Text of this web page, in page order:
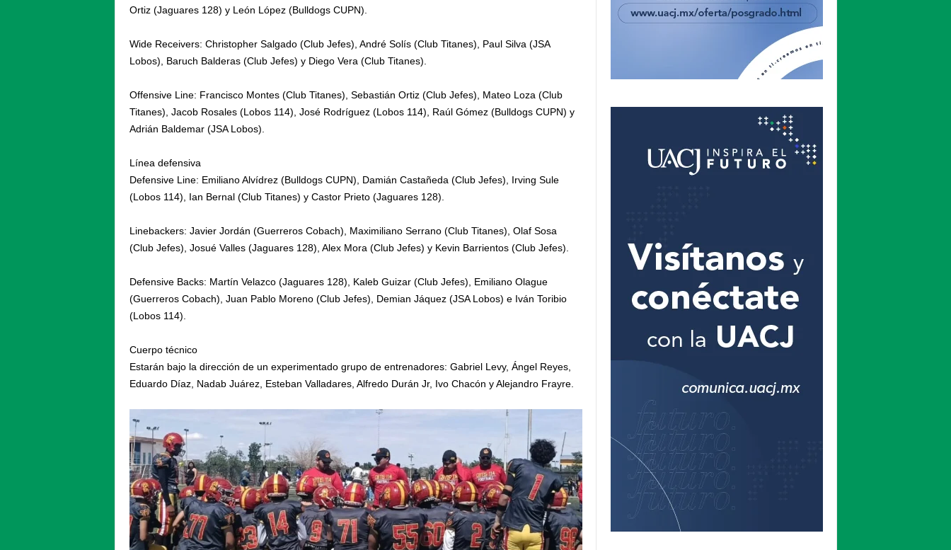
Ortiz (Jaguares 128) y León López (Bulldogs CUPN).
Wide Receivers: Christopher Salgado (Club Jefes), André Solís (Club Titanes), Paul Silva (JSA
Lobos), Baruch Balderas (Club Jefes) y Diego Vera (Club Titanes).
Offensive Line: Francisco Montes (Club Titanes), Sebastián Ortiz (Club Jefes), Mateo Loza (Club
Titanes), Jacob Rosales (Lobos 114), José Rodríguez (Lobos 114), Raúl Gómez (Bulldogs CUPN) y
Adrián Baldemar (JSA Lobos).
Línea defensiva
Defensive Line: Emiliano Alvídrez (Bulldogs CUPN), Damián Castañeda (Club Jefes), Irving Sule
(Lobos 114), Ian Bernal (Club Titanes) y Castor Prieto (Jaguares 128).
Linebackers: Javier Jordán (Guerreros Cobach), Maximiliano Serrano (Club Titanes), Olaf Sosa
(Club Jefes), Josué Valles (Jaguares 128), Alex Mora (Club Jefes) y Kevin Barrientos (Club Jefes).
Defensive Backs: Martín Velazco (Jaguares 128), Kaleb Guizar (Club Jefes), Emiliano Olague
(Guerreros Cobach), Juan Pablo Moreno (Club Jefes), Demian Jáquez (JSA Lobos) e Iván Toribio
(Lobos 114).
Cuerpo técnico
Estarán bajo la dirección de un experimentado grupo de entrenadores: Gabriel Levy, Ángel Reyes,
Eduardo Díaz, Nadab Juárez, Esteban Valladares, Alfredo Durán Jr, Ivo Chacón y Alejandro Frayre.